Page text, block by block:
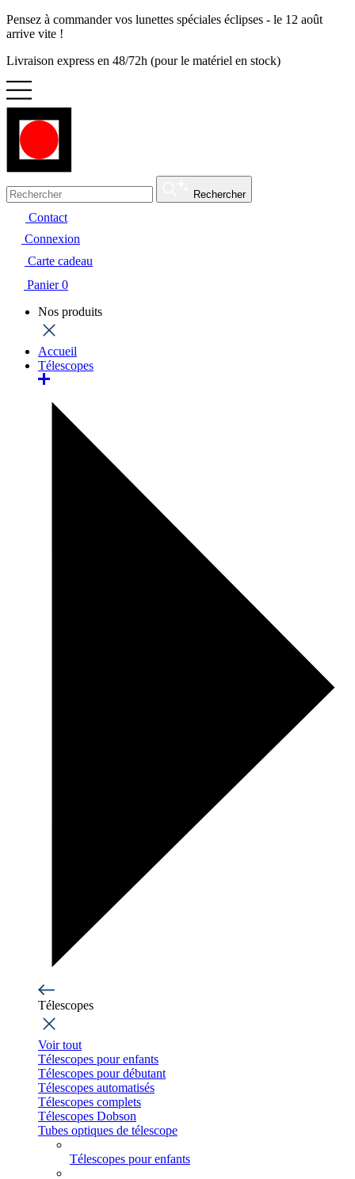
Pensez à commander vos lunettes spéciales éclipses - le 12 août
arrive vite !
Livraison express en 48/72h (pour le matériel en stock)
Rechercher
Contact
Connexion
Carte cadeau
Panier 0
Nos produits
Accueil
Télescopes
Télescopes
Voir tout
Télescopes pour enfants
Télescopes pour débutant
Télescopes automatisés
Télescopes complets
Télescopes Dobson
Tubes optiques de télescope
Télescopes pour enfants